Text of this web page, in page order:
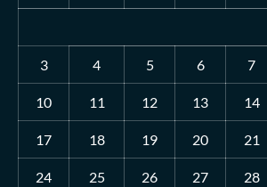
3 4 5 6 7
10 11 12 13 14
17 18 19 20 21
24 25 26 27 28